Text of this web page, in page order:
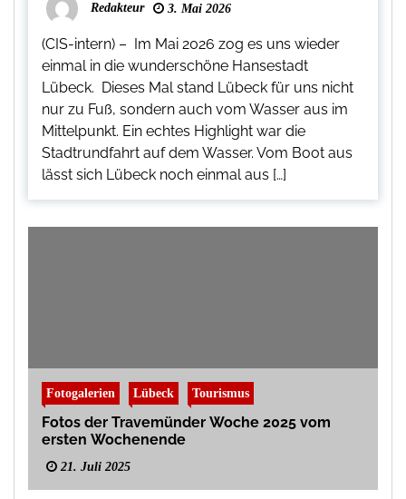
Redakteur 3. Mai 2026
(CIS-intern) – Im Mai 2026 zog es uns wieder
einmal in die wunderschöne Hansestadt
Lübeck. Dieses Mal stand Lübeck für uns nicht
nur zu Fuß, sondern auch vom Wasser aus im
Mittelpunkt. Ein echtes Highlight war die
Stadtrundfahrt auf dem Wasser. Vom Boot aus
lässt sich Lübeck noch einmal aus […]
Fotogalerien Lübeck Tourismus
Fotos der Travemünder Woche 2025 vom
ersten Wochenende
21. Juli 2025